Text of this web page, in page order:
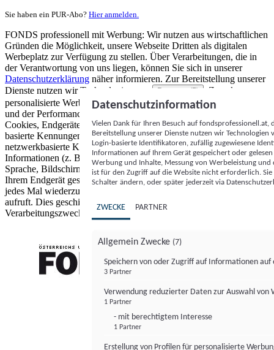
Sie haben ein PUR-Abo? Hier anmelden.
FONDS professionell mit Werbung: Wir nutzen aus wirtschaftlichen
Gründen die Möglichkeit, unsere Webseite Dritten als digitalen
Werbeplatz zur Verfügung zu stellen. Über Verarbeitungen, die in
der Verantwortung von uns liegen, können Sie sich in unserer
Datenschutzerklärung näher informieren. Zur Bereitstellung unserer
Dienste nutzen wir Technologien von
Partnern (5)
. Zwecke:
personalisierte Werbung und Inhalte, Messung von Werbeleistung
und der Performance von Inhalten sowie Zielgruppenforschung.
Cookies, Endgeräte- oder ähnliche Online-Kennungen (z. B. login-
basierte Kennungen, zufällig generierte Kennungen,
netzwerkbasierte Kennungen) können zusammen mit anderen
Informationen (z. B. Browsertyp und Browserinformationen,
Sprache, Bildschirmgröße, unterstützte Technologien usw.) auf
Ihrem Endgerät gespeichert oder von dort ausgelesen werden, um es
jedes Mal wiederzuerkennen, wenn es eine App oder einer Webseite
aufruft. Dies geschieht für einen oder mehrere der hier aufgeführten
Verarbeitungszwecke.
Datenschutzinformation
Vielen Dank für Ihren Besuch auf
Bereitstellung unserer Dienste nutzen wir Technologien
Login-basierte Identifikatoren, zufällig zugewiesene
Informationen auf Ihrem Gerät gespeichert oder
Werbung und Inhalte, Messung von Werbeleistung
ist für den Zugriff auf die Website nicht erforderlich.
Schalter ändern, oder später jederzeit via
ZWECKE PARTNER
Allgemein Zwecke (7)
Speichern von oder Zugriff auf Informationen auf
3 Partner
Verwendung reduzierter Daten zur Auswahl von
1 Partner
- mit berechtigtem Interesse
1 Partner
Erstellung von Profilen für personalisierte
FONDS professionell